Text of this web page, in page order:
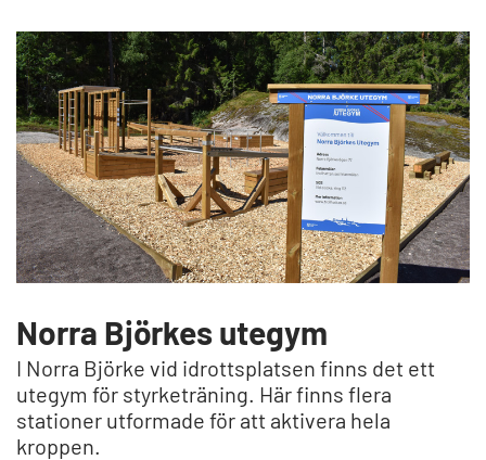
Norra Björkes utegym
I Norra Björke vid idrottsplatsen finns det ett
utegym för styrketräning. Här finns flera
stationer utformade för att aktivera hela
kroppen.